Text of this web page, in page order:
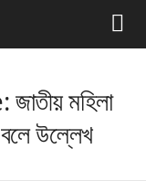
মহিলা
উল্লেখ